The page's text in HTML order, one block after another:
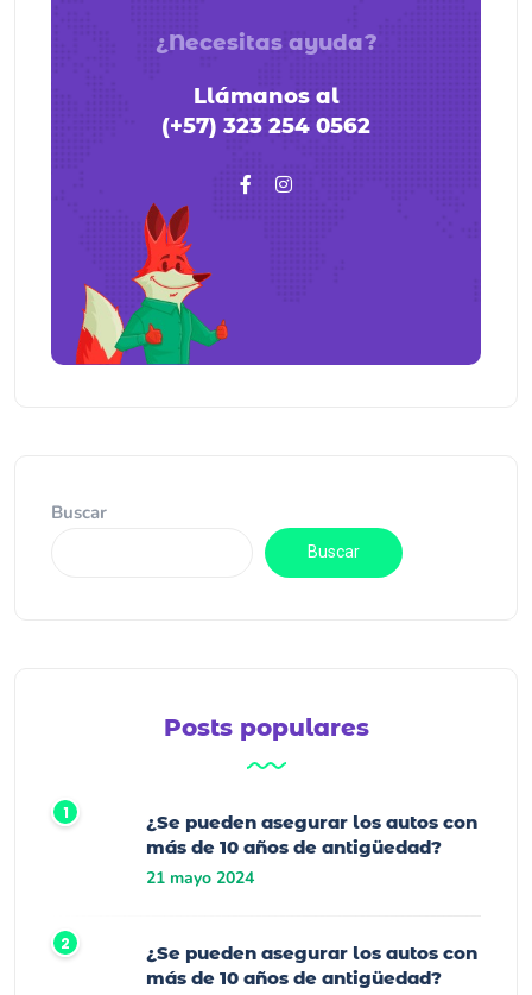
¿Necesitas ayuda?
Llámanos al
(+57) 323 254 0562
Buscar
Buscar
Posts populares
¿Se pueden asegurar los autos con
más de 10 años de antigüedad?
21 mayo 2024
¿Se pueden asegurar los autos con
más de 10 años de antigüedad?